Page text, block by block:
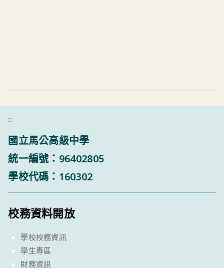
:::
國立馬公高級中學
統一編號：96402805
學校代碼：160302
校務資料開放
學校校務資訊
學生專區
財務資訊